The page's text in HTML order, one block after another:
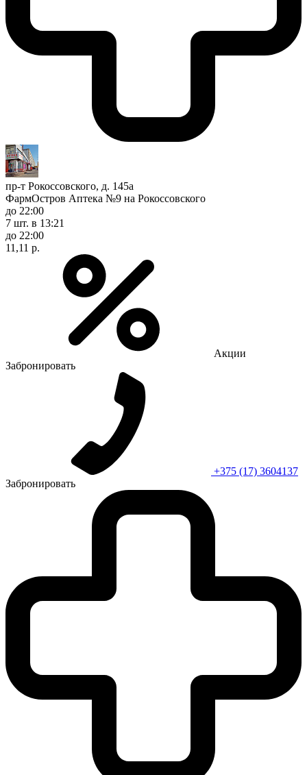
пр-т Рокоссовского, д. 145а
ФармОстров Аптека №9 на Рокоссовского
до 22:00
7 шт. в 13:21
до 22:00
11,11 р.
Акции
Забронировать
+375 (17) 3604137
Забронировать